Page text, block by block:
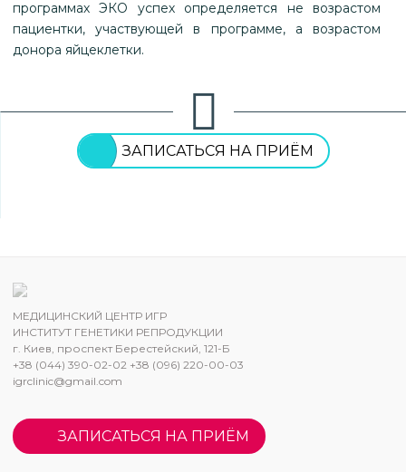
программах ЭКО успех определяется не возрастом
пациентки, участвующей в программе, а возрастом
донора яйцеклетки.
ЗАПИСАТЬСЯ НА ПРИЁМ
МЕДИЦИНСКИЙ ЦЕНТР ИГР
ИНСТИТУТ ГЕНЕТИКИ РЕПРОДУКЦИИ
г. Киев, проспект Берестейский, 121-Б
+38 (044) 390-02-02 +38 (096) 220-00-03
igrclinic@gmail.com
ЗАПИСАТЬСЯ НА ПРИЁМ